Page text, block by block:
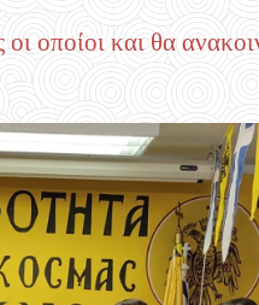
οποίοι και θα